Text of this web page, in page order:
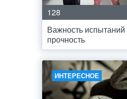
128
Важность испытаний
прочность
ИНТЕРЕСНОЕ